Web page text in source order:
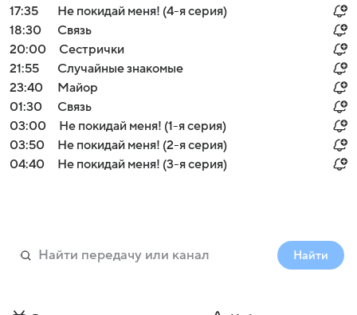
17:35
Не покидай меня! (4-я серия)
18:30
Связь
20:00
Сестрички
21:55
Случайные знакомые
23:40
Майор
01:30
Связь
03:00
Не покидай меня! (1-я серия)
03:50
Не покидай меня! (2-я серия)
04:40
Не покидай меня! (3-я серия)
Найти